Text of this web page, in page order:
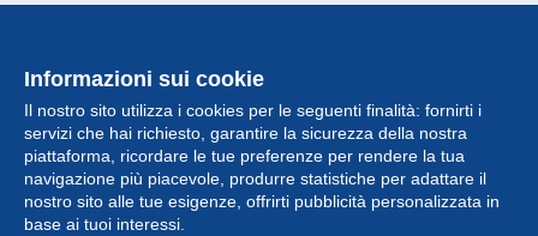
Informazioni sui cookie
Il nostro sito utilizza i cookies per le seguenti finalità: fornirti i
servizi che hai richiesto, garantire la sicurezza della nostra
piattaforma, ricordare le tue preferenze per rendere la tua
navigazione più piacevole, produrre statistiche per adattare il
nostro sito alle tue esigenze, offrirti pubblicità personalizzata in
base ai tuoi interessi.
Collezione